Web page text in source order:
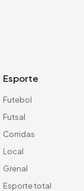
Esporte
Futebol
Futsal
Corridas
Local
Grenal
Esporte total